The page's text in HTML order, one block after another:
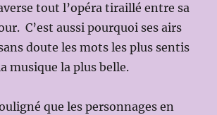
tout l’opéra tiraillé entre sa
C’est aussi pourquoi ses airs
doute les mots les plus sentis
musique la plus belle.
que les personnages en